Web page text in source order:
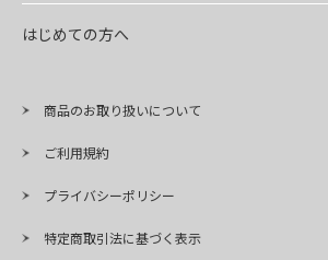
はじめての方へ
商品のお取り扱いについて
ご利用規約
プライバシーポリシー
特定商取引法に基づく表示